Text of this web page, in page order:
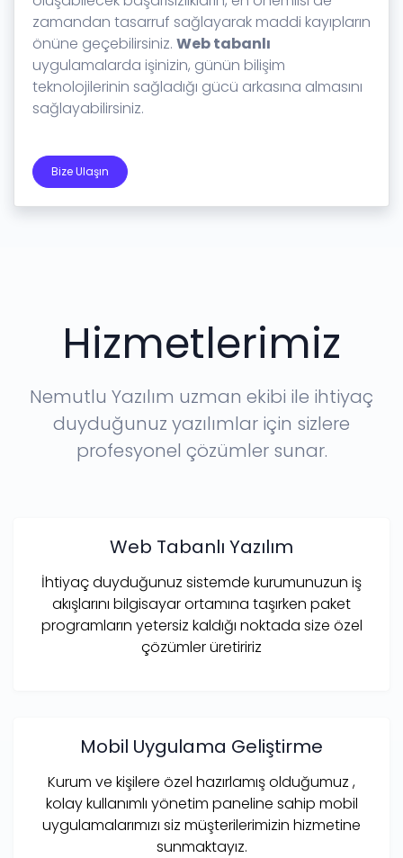
zamandan tasarruf sağlayarak maddi kayıpların
önüne geçebilirsiniz. Web tabanlı
uygulamalarda işinizin, günün bilişim
teknolojilerinin sağladığı gücü arkasına almasını
sağlayabilirsiniz.
Bize Ulaşın
Hizmetlerimiz
Nemutlu Yazılım uzman ekibi ile ihtiyaç
duyduğunuz yazılımlar için sizlere
profesyonel çözümler sunar.
Web Tabanlı Yazılım
İhtiyaç duyduğunuz sistemde kurumunuzun iş
akışlarını bilgisayar ortamına taşırken paket
programların yetersiz kaldığı noktada size özel
çözümler üretiririz
Mobil Uygulama Geliştirme
Kurum ve kişilere özel hazırlamış olduğumuz ,
kolay kullanımlı yönetim paneline sahip mobil
uygulamalarımızı siz müşterilerimizin hizmetine
sunmaktayız.